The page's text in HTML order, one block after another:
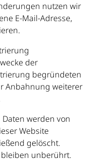
nutzen wir
E-Mail-Adresse,
der
begründeten
Anbahnung weiterer
werden von
Website
gelöscht.
unberührt.